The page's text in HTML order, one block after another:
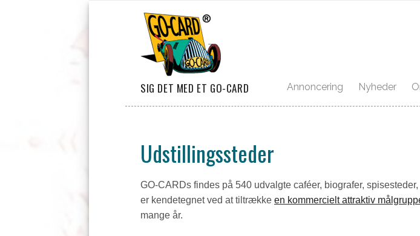
SIG DET MED ET GO-CARD Annoncering Nyheder
Udstillingssteder
GO-CARDs findes på 540 udvalgte caféer, biografer,
er kendetegnet ved at tiltrække en kommercielt attraktiv
mange år.